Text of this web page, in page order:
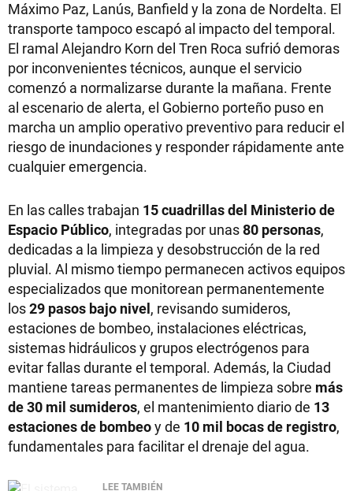
Máximo Paz, Lanús, Banfield y la zona de Nordelta. El
transporte tampoco escapó al impacto del temporal.
El ramal Alejandro Korn del Tren Roca sufrió demoras
por inconvenientes técnicos, aunque el servicio
comenzó a normalizarse durante la mañana. Frente
al escenario de alerta, el Gobierno porteño puso en
marcha un amplio operativo preventivo para reducir el
riesgo de inundaciones y responder rápidamente ante
cualquier emergencia.
En las calles trabajan 15 cuadrillas del Ministerio de
Espacio Público, integradas por unas80 personas,
dedicadas a la limpieza y desobstrucción de la red
pluvial. Al mismo tiempo permanecen activos equipos
especializados que monitorean permanentemente
los29 pasos bajo nivel, revisando sumideros,
estaciones de bombeo, instalaciones eléctricas,
sistemas hidráulicos y grupos electrógenos para
evitar fallas durante el temporal. Además, la Ciudad
mantiene tareas permanentes de limpieza sobre más
de 30 mil sumideros, el mantenimiento diario de 13
estaciones de bombeoy de 10 mil bocas de registro,
fundamentales para facilitar el drenaje del agua.
LEE TAMBIÉN